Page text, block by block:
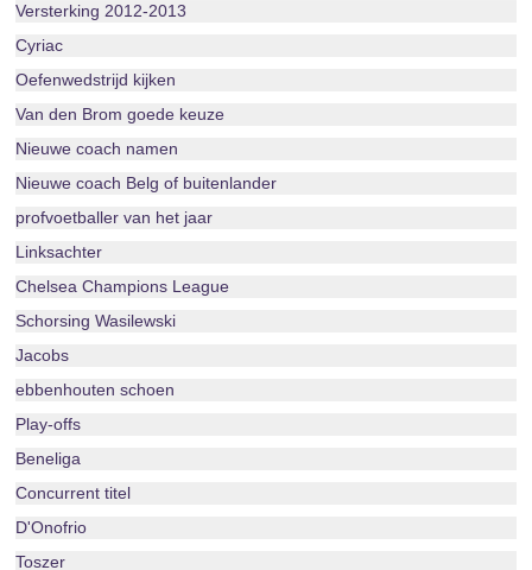
Versterking 2012-2013
Cyriac
Oefenwedstrijd kijken
Van den Brom goede keuze
Nieuwe coach namen
Nieuwe coach Belg of buitenlander
profvoetballer van het jaar
Linksachter
Chelsea Champions League
Schorsing Wasilewski
Jacobs
ebbenhouten schoen
Play-offs
Beneliga
Concurrent titel
D'Onofrio
Toszer